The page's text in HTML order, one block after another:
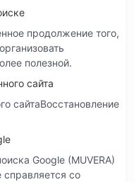
продолжение того,
полезной.
сайта
сайтаВосстановление
Google (MUVERA)
со